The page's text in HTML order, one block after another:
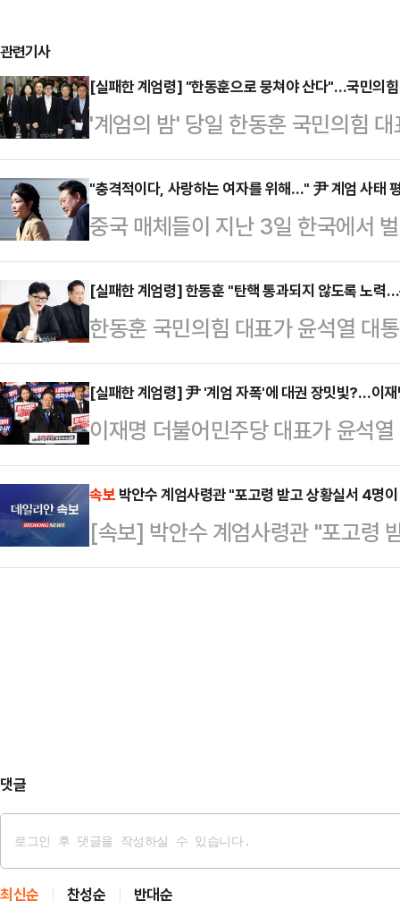
관련기사
[실패한 계엄령] "한동훈으로 뭉쳐야 산다"…국민의
'계엄의 밤' 당일 한동훈 국민의힘
들이 본회의에 참석해 계엄 해제에
라는 최악의 평가는 면하게 됐다.
호 국민의힘 원내대표와는 달리 빠
를 계기로 한 대표를 중심으로 국면
다.4일 정치권에 따르면, 한 대표를
의 비상계엄 선포 이후 즉시 국회
해제 요구안 …
"충격적이다, 사랑하는 여자를 위해…" 尹 계엄 사태
중국 매체들이 지난 3일 한국에서
령의 부인 김건희 여사가 있다는 분
TV(CCTV), 영자지 글로벌타임스,
한국의 계엄령 사태를 긴급히 보도
등을 생중계하고, 해당 보도 영상
등에서 매체별로 수십 만건의 조회
화통신은 4일 '서울의 겨울: 윤석열
를 통해 계엄령…
[실패한 계엄령] 한동훈 "탄핵 통과되지 않도록 노력
한동훈 국민의힘 대표가 윤석열 대
과 관련해 "당대표로서 이번 탄핵은
들의 피해를 막기 위해 통과되지
는 5일 국회에서 열린 최고위원회
나아져야 한다. 그러면서도 범죄 혐
또 막아야 한다"며 이같이 말했다.
순 없다. 국민들께서 그걸 용납하
당원들도 엄정한 현실…
[실패한 계엄령] 尹 '계엄 자폭'에 대권 장밋빛?…이재
이재명 더불어민주당 대표가 윤석
따라 '대통령 탄핵소추 추진' 등 현
를 고리로 '사법리스크 현실화'로
졌고, 좀처럼 추동력이 붙지 않았
상황이다. 하지만 정치권 안팎에선
속보박안수 계엄사령관 "포고령 받고 상황실서 4명
[속보] 박안수 계엄사령관 "포고령
해"
댓글
최신순 찬성순 반대순